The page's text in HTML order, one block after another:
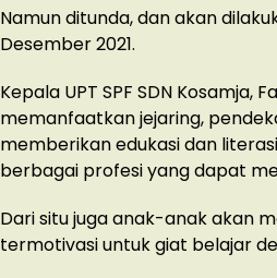
Namun ditunda, dan akan
Desember 2021.
Kepala UPT SPF SDN Kosamja,
memanfaatkan jejaring,
memberikan edukasi dan
berbagai profesi yang dapat
Dari situ juga anak-anak akan
termotivasi untuk giat belajar